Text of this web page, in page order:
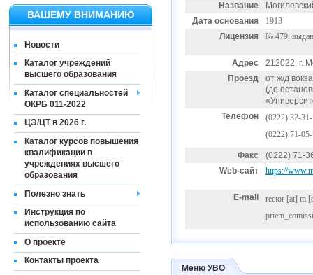
ВАШЕМУ ВНИМАНИЮ
Новости
Каталог учреждений
высшего образования
Каталог специальностей
ОКРБ 011-2022
ЦЭ/ЦТ в 2026 г.
Каталог курсов повышения
квалификации в
учреждениях высшего
образования
Полезно знать
Инструкция по
использованию сайта
О проекте
Контакты проекта
Название
Дата основания
1913
Лицензия
№ 479,
Адрес
212022, г.
Проезд
от ж/д
(до
Телефон
(0222) 32-
(0222) 71-
Факс
(0222) 71-
Web-сайт
https://
E-mail rector [at] m
Меню УВО